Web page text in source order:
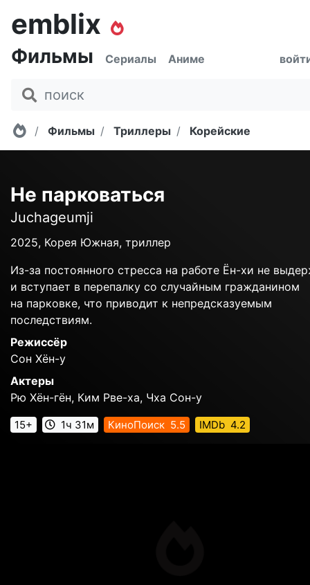
emblix
Фильмы Сериалы Аниме
Главная
Фильмы Триллеры Корейские
Не парковаться
Juchageumji
2025, Корея Южная, триллер
Из-за постоянного стресса на работе Ён-хи не
и вступает в перепалку со случайным гражданином
на парковке, что приводит к непредсказуемым
последствиям.
Режиссёр
Сон Хён-у
Актеры
Рю Хён-гён, Ким Рве-ха, Чха Сон-у
15+ 1ч 31м КиноПоиск 5.5 IMDb 4.2